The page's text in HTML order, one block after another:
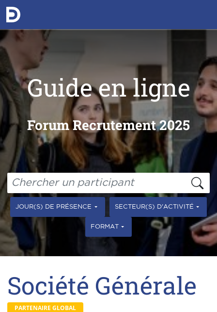
Guide en ligne
Forum Recrutement 2025
JOUR(S) DE PRÉSENCE SECTEUR(S) D'ACTIVITÉ
FORMAT
Société Générale
PARTENAIRE GLOBAL